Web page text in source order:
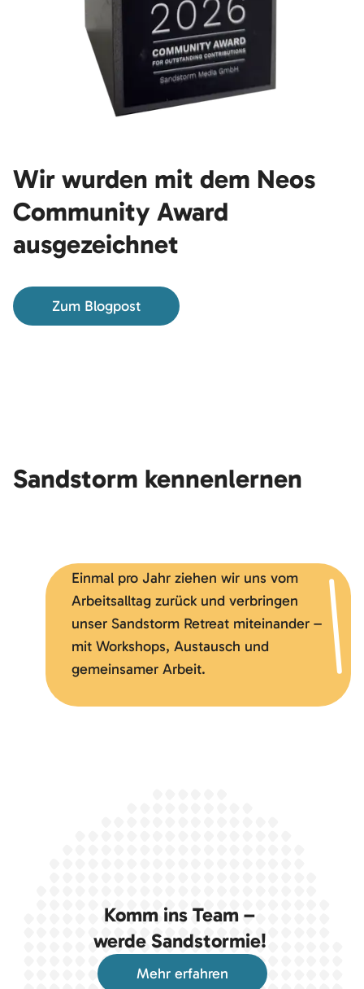
Wir wurden mit dem Neos
Community Award
ausgezeichnet
Zum Blogpost
Sandstorm kennenlernen
Einmal pro Jahr ziehen wir uns vom
Arbeitsalltag zurück und verbringen
unser Sandstorm Retreat miteinander –
mit Workshops, Austausch und
gemeinsamer Arbeit.
Ja
Komm ins Team –
werde Sandstormie!
Mehr erfahren